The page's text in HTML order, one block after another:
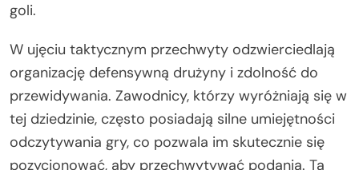
goli.
W ujęciu taktycznym przechwyty odzwierciedlają
organizację defensywną drużyny i zdolność do
przewidywania. Zawodnicy, którzy wyróżniają się w
tej dziedzinie, często posiadają silne umiejętności
odczytywania gry, co pozwala im skutecznie się
pozycjonować, aby przechwytywać podania. Ta